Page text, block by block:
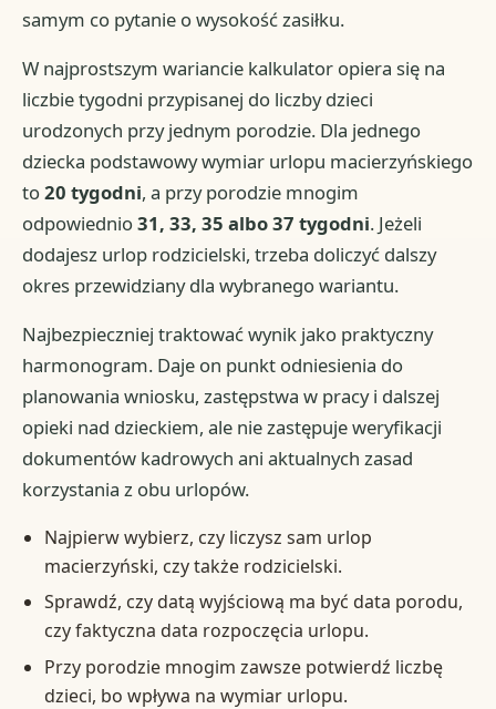
samym co pytanie o wysokość zasiłku.
W najprostszym wariancie kalkulator opiera się na
liczbie tygodni przypisanej do liczby dzieci
urodzonych przy jednym porodzie. Dla jednego
dziecka podstawowy wymiar urlopu macierzyńskiego
to20 tygodni, a przy porodzie mnogim
odpowiednio31, 33, 35 albo 37 tygodni. Jeżeli
dodajesz urlop rodzicielski, trzeba doliczyć dalszy
okres przewidziany dla wybranego wariantu.
Najbezpieczniej traktować wynik jako praktyczny
harmonogram. Daje on punkt odniesienia do
planowania wniosku, zastępstwa w pracy i dalszej
opieki nad dzieckiem, ale nie zastępuje weryfikacji
dokumentów kadrowych ani aktualnych zasad
korzystania z obu urlopów.
Najpierw wybierz, czy liczysz sam urlop
macierzyński, czy także rodzicielski.
Sprawdź, czy datą wyjściową ma być data porodu,
czy faktyczna data rozpoczęcia urlopu.
Przy porodzie mnogim zawsze potwierdź liczbę
dzieci, bo wpływa na wymiar urlopu.